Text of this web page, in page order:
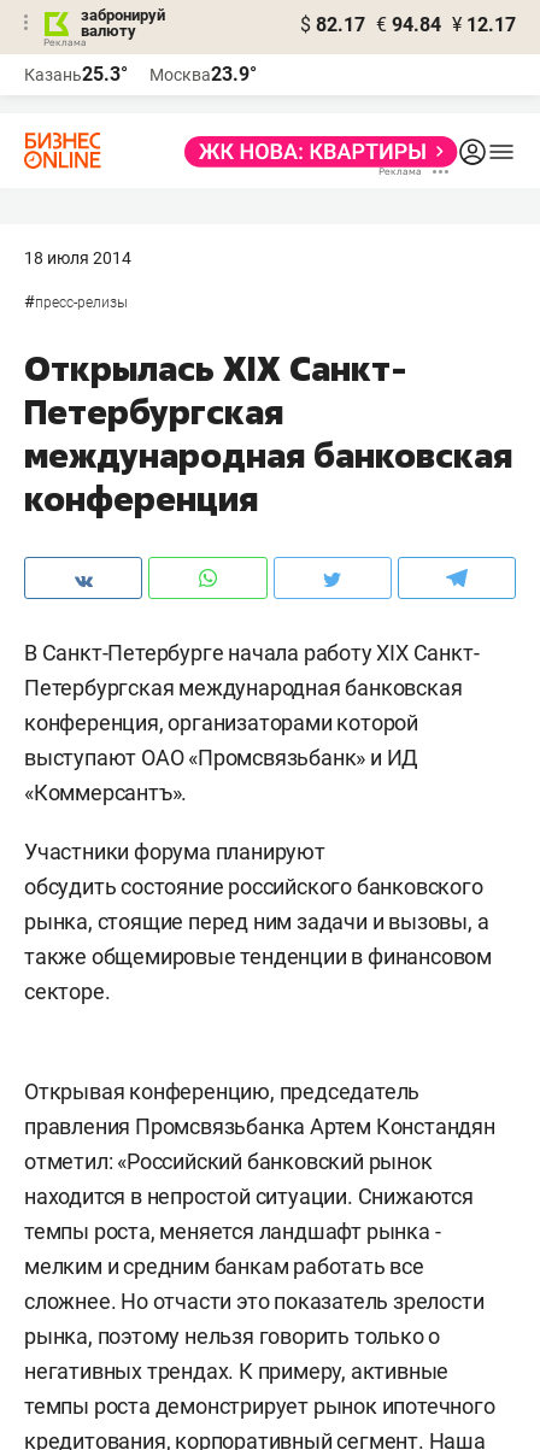
забронируй
валюту
$ 82.17 € 94.84 ¥ 12.17
Казань25.3° Москва23.9°
18 июля 2014
#пресс-релизы
Открылась XIX Санкт-
Петербургская
международная банковская
конференция
В Санкт-Петербурге начала работу XIX Санкт-
Петербургская международная банковская
конференция, организаторами которой
выступают ОАО «Промсвязьбанк» и ИД
«Коммерсантъ».
Участники форума планируют
обсудить состояние российского банковского
рынка, стоящие перед ним задачи и вызовы, а
также общемировые тенденции в финансовом
секторе.
Открывая конференцию, председатель
правления Промсвязьбанка Артем Констандян
отметил: «Российский банковский рынок
находится в непростой ситуации. Снижаются
темпы роста, меняется ландшафт рынка -
мелким и средним банкам работать все
сложнее. Но отчасти это показатель зрелости
рынка, поэтому нельзя говорить только о
негативных трендах. К примеру, активные
темпы роста демонстрирует рынок ипотечного
кредитования, корпоративный сегмент. Наша